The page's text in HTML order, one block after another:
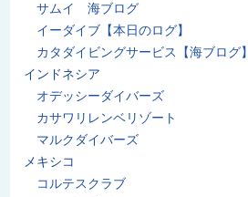
サムイ 海ブログ
イーダイブ【本日のログ】
カタダイビングサービス【海ブログ】
インドネシア
オデッシーダイバーズ
カサワリレンベリゾート
マルクダイバーズ
メキシコ
コルテスクラブ